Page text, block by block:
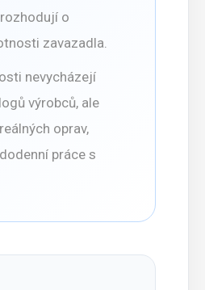
o
zavazadla.
nevycházejí
výrobců, ale
oprav,
práce s